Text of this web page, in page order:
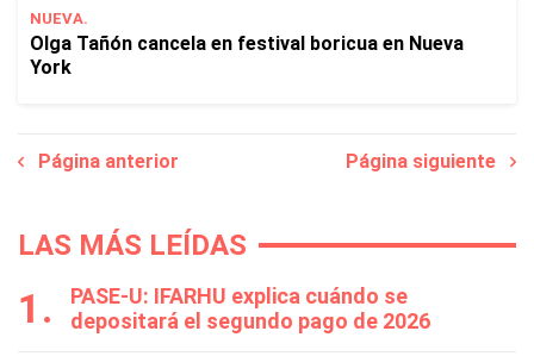
NUEVA.
Olga Tañón cancela en festival boricua en Nueva
York
Página anterior Página siguiente
LAS MÁS LEÍDAS
PASE-U: IFARHU explica cuándo se
depositará el segundo pago de 2026